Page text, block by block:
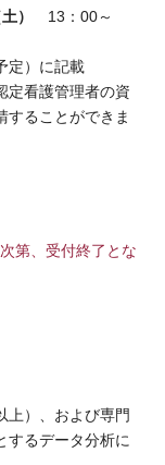
）
13：00～
定）に記載
定看護管理者の資
することができま
第、受付終了とな
上）、および専門
するデータ分析に